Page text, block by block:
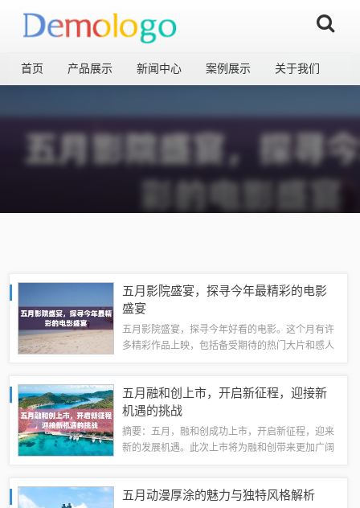
首页 产品展示 新闻中心 案例展示 关于我们
五月影院盛宴，探寻今年最精彩的电影
盛宴
五月影院盛宴，探寻今年好看的电影。这个月有许
多精彩作品上映，包括备受期待的热门大片和感人
论是喜欢动作片的刺激还是爱情片的温馨，五...
五月融和创上市，开启新征程，迎接新
机遇的挑战
摘要：五月，融和创成功上市，开启新征程，迎来
新的发展机遇。此次上市将为融和创带来更加广阔
的服务和产品，满足客户需求，实现持续稳健...
五月动漫厚涂的魅力与独特风格解析